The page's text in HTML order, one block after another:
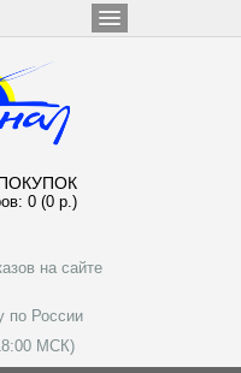
0 (0 р.)
на сайте
по России
МСК)